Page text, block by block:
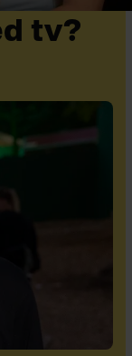
tv?